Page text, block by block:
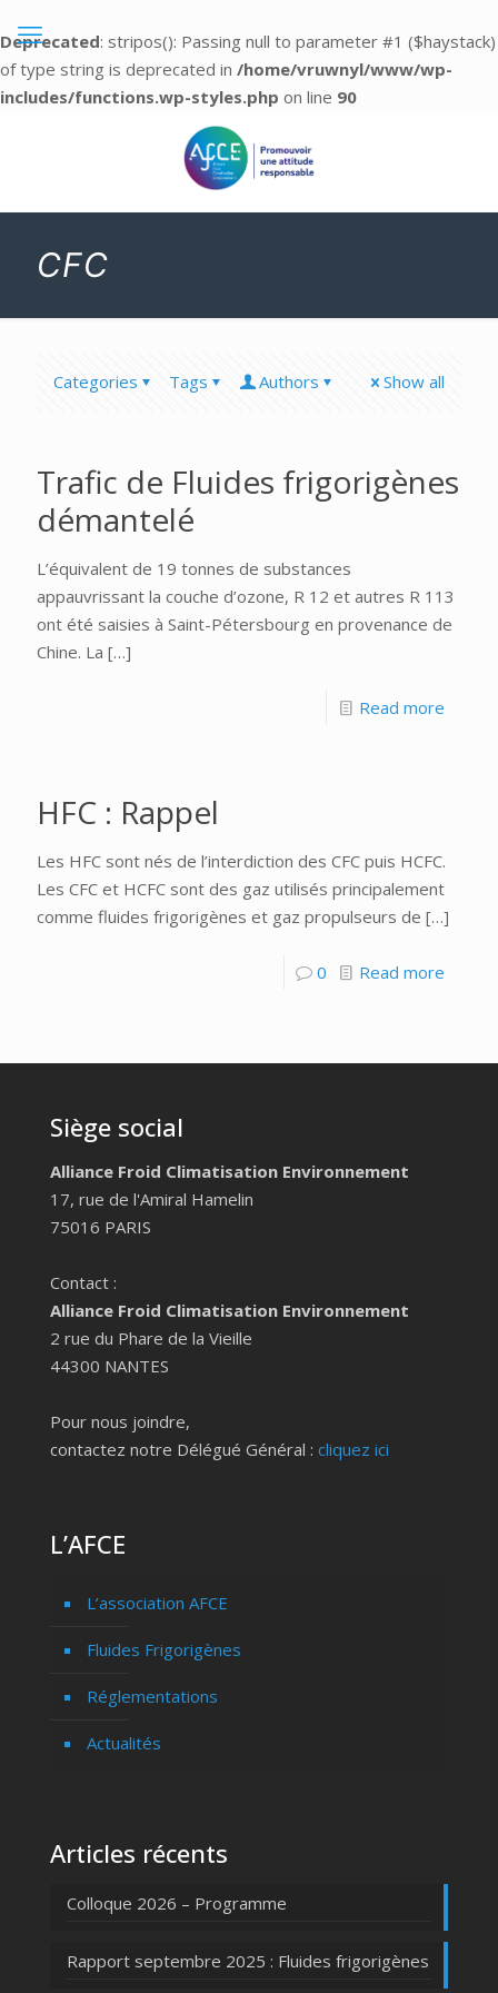
Deprecated: stripos(): Passing null to parameter #1 ($haystack)
of type string is deprecated in /home/vruwnyl/www/wp-
includes/functions.wp-styles.php on line 90
CFC
Categories Tags Authors Show all
Trafic de Fluides frigorigènes
démantelé
L’équivalent de 19 tonnes de substances
appauvrissant la couche d’ozone, R 12 et autres R 113
ont été saisies à Saint-Pétersbourg en provenance de
Chine. La […]
Read more
HFC : Rappel
Les HFC sont nés de l’interdiction des CFC puis HCFC.
Les CFC et HCFC sont des gaz utilisés principalement
comme fluides frigorigènes et gaz propulseurs de […]
0 Read more
Siège social
Alliance Froid Climatisation Environnement
17, rue de l'Amiral Hamelin
75016 PARIS
Contact :
Alliance Froid Climatisation Environnement
2 rue du Phare de la Vieille
44300 NANTES
Pour nous joindre,
contactez notre Délégué Général : cliquez ici
L’AFCE
L’association AFCE
Fluides Frigorigènes
Réglementations
Actualités
Articles récents
Colloque 2026 – Programme
Rapport septembre 2025 : Fluides frigorigènes